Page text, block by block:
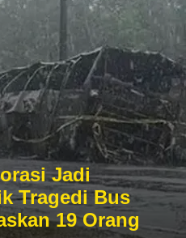
Jadi
Tragedi Bus
19 Orang